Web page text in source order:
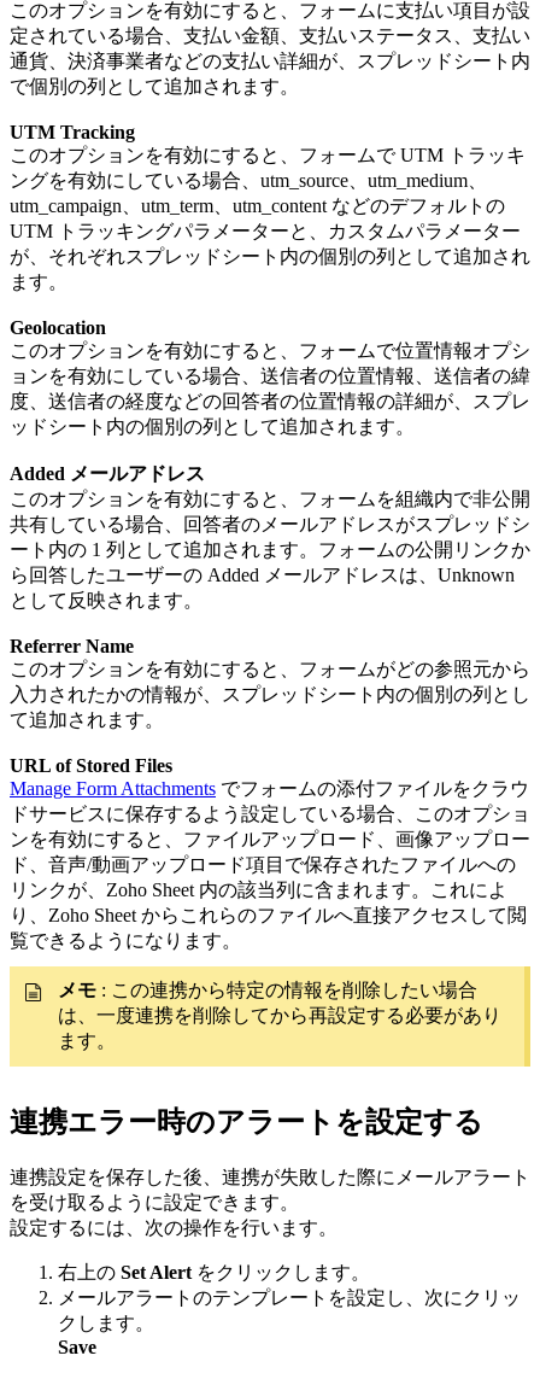
このオプションを有効にすると、フォームに支払い項目が設
定されている場合、支払い金額、支払いステータス、支払い
通貨、決済事業者などの支払い詳細が、スプレッドシート内
で個別の列として追加されます。
UTM Tracking
このオプションを有効にすると、フォームで UTM トラッキ
ングを有効にしている場合、utm_source、utm_medium、
utm_campaign、utm_term、utm_content などのデフォルトの
UTM トラッキングパラメーターと、カスタムパラメーター
が、それぞれスプレッドシート内の個別の列として追加され
ます。
Geolocation
このオプションを有効にすると、フォームで位置情報オプシ
ョンを有効にしている場合、送信者の位置情報、送信者の緯
度、送信者の経度などの回答者の位置情報の詳細が、スプレ
ッドシート内の個別の列として追加されます。
Added メールアドレス
このオプションを有効にすると、フォームを組織内で非公開
共有している場合、回答者のメールアドレスがスプレッドシ
ート内の 1 列として追加されます。フォームの公開リンクか
ら回答したユーザーの Added メールアドレスは、Unknown
として反映されます。
Referrer Name
このオプションを有効にすると、フォームがどの参照元から
入力されたかの情報が、スプレッドシート内の個別の列とし
て追加されます。
URL of Stored Files
Manage Form Attachments でフォームの添付ファイルをクラウ
ドサービスに保存するよう設定している場合、このオプショ
ンを有効にすると、ファイルアップロード、画像アップロー
ド、音声/動画アップロード項目で保存されたファイルへの
リンクが、Zoho Sheet 内の該当列に含まれます。これによ
り、Zoho Sheet からこれらのファイルへ直接アクセスして閲
覧できるようになります。
メモ : この連携から特定の情報を削除したい場合
は、一度連携を削除してから再設定する必要があり
ます。
連携エラー時のアラートを設定する
連携設定を保存した後、連携が失敗した際にメールアラート
を受け取るように設定できます。
設定するには、次の操作を行います。
右上の Set Alert をクリックします。
メールアラートのテンプレートを設定し、次にクリッ
クします。
Save